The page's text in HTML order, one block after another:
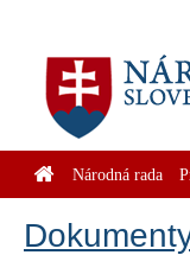
Národná rada